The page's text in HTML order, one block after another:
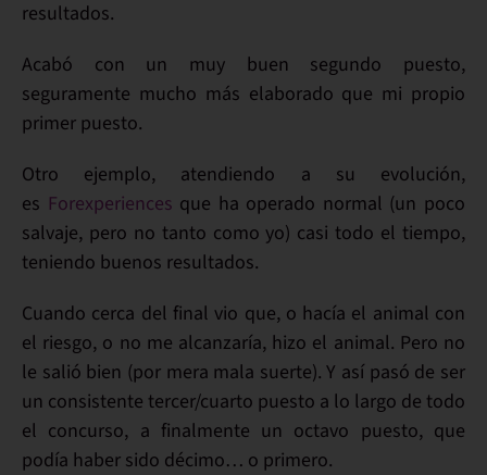
resultados.
Acabó con un muy buen segundo puesto,
seguramente mucho más elaborado que mi propio
primer puesto.
Otro ejemplo, atendiendo a su evolución,
es Forexperiences que ha operado normal (un poco
salvaje, pero no tanto como yo) casi todo el tiempo,
teniendo buenos resultados.
Cuando cerca del final vio que, o hacía el animal con
el riesgo, o no me alcanzaría, hizo el animal. Pero no
le salió bien (por mera mala suerte). Y así pasó de ser
un consistente tercer/cuarto puesto a lo largo de todo
el concurso, a finalmente un octavo puesto, que
podía haber sido décimo… o primero.